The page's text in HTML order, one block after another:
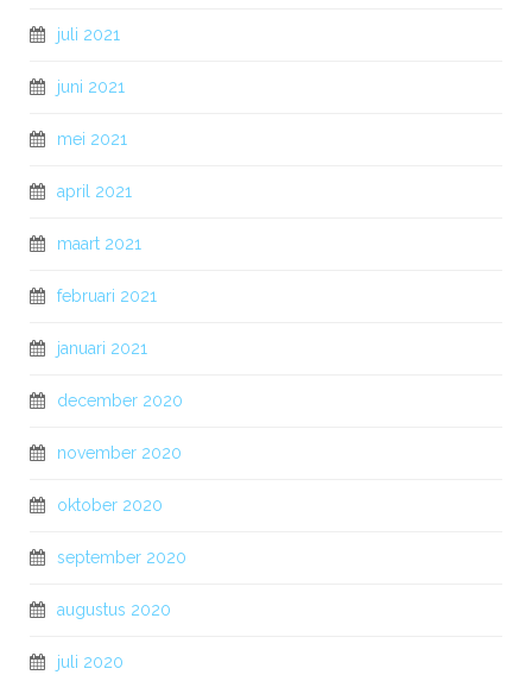
juli 2021
juni 2021
mei 2021
april 2021
maart 2021
februari 2021
januari 2021
december 2020
november 2020
oktober 2020
september 2020
augustus 2020
juli 2020